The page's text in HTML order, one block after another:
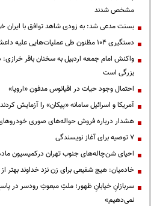
مشخص شدند
بسنت مدعی شد: به زودی شاهد توافق با ایران
دستگیری ۱۰۴ مظنون طی عملیات‌هایی علیه داعش در ترکیه
واکنش امام جمعه اردبیل به سخنان باقر
بزرگی است
احتمال وجود حیات در اقیانوس مدفون «اروپا»
آمریکا و اسرائیل سامانه «پیکان» را آزمایش کردند
هشدار درباره فروش حواله‌های صوری خودروهای
۷ توصیه برای آغاز نویسندگی
احیای شن‌چاله‌های جنوب تهران درکمیسیون ماده ۵نهایی
خادمیان: هیچ شفیعی برای زن نزد خداوند
سربازانِ خیابانِ ظهور؛ ملتِ مبعوثِ رودسر در
نمی‌دهیم»